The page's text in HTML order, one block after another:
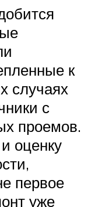
к
случаях
с
проемов.
оценку
первое
уже